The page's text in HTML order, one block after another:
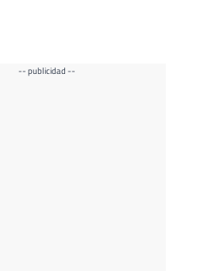
-- publicidad --